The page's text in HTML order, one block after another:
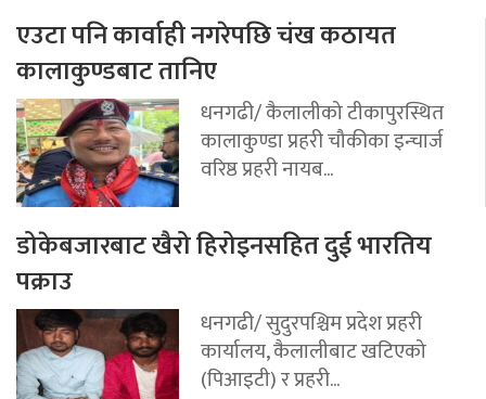
एउटा पनि कार्वाही नगरेपछि चंख कठायत
कालाकुण्डबाट तानिए
धनगढी/ कैलालीको टीकापुरस्थित
कालाकुण्डा प्रहरी चौकीका इन्चार्ज
वरिष्ठ प्रहरी नायब...
डोकेबजारबाट खैरो हिरोइनसहित दुई भारतिय
पक्राउ
धनगढी/ सुदुरपश्चिम प्रदेश प्रहरी
कार्यालय, कैलालीबाट खटिएको
(पिआइटी) र प्रहरी...